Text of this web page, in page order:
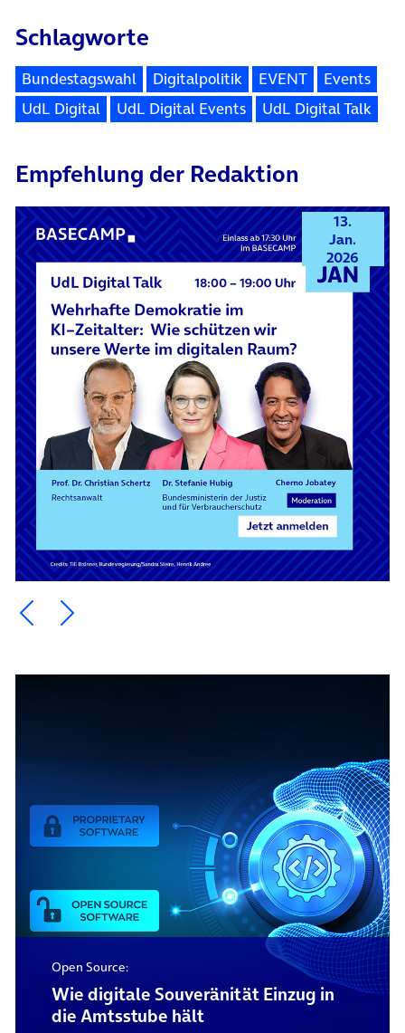
Schlagworte
Bundestagswahl Digitalpolitik EVENT
Events
UdL Digital
UdL Digital Events UdL Digital Talk
Empfehlung der Redaktion
13.
Jan.
2026
Ein Element zurück blättern
Ein Element weiter blättern
Open Source:
Wie digitale Souveränität Einzug in
die Amtsstube hält